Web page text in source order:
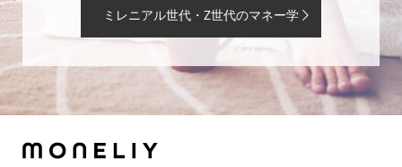
ミレニアル世代・Z世代のマネー学